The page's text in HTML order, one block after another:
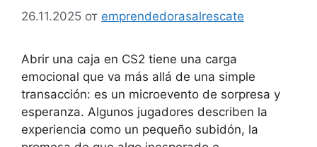
26.11.2025 от emprendedorasalrescate
Abrir una caja en CS2 tiene una carga
emocional que va más allá de una simple
transacción: es un microevento de sorpresa y
esperanza. Algunos jugadores describen la
experiencia como un pequeño subidón, la